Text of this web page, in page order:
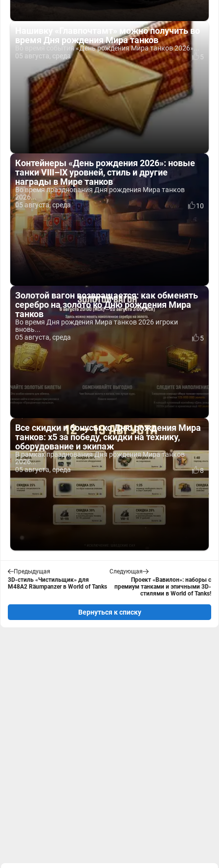
Нашивку «Главпочтамт» можно получить во
время Дня рождения Мира танков
Во время события «День рождения Мира танков 2026»...
05 августа, среда
5
Контейнеры «День рождения 2026»: новые
танки VIII–IX уровней, стиль и другие
награды в Мире танков
Во время празднования Дня рождения Мира танков
2026...
05 августа, среда
10
Золотой вагон возвращается: как обменять
серебро на золото ко Дню рождения Мира
танков
Во время Дня рождения Мира танков 2026 игроки
вновь...
05 августа, среда
5
Все скидки и бонусы ко Дню рождения Мира
танков: x5 за победу, скидки на технику,
оборудование и экипаж
В рамках празднования Дня рождения Мира танков
2026...
05 августа, среда
8
Предыдущая
3D-стиль «Чистильщик» для
M48A2 Räumpanzer в World of Tanks
Следующая
Проект «Вавилон»: наборы с
премиум танками и эпичными 3D-
стилями в World of Tanks!
Вернуться к списку